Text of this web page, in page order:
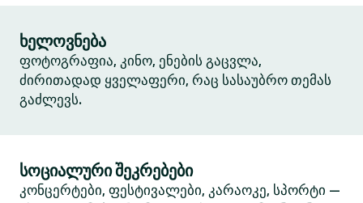
ხელოვნება
ფოტოგრაფია, კინო, ენების გაცვლა,
ძირითადად ყველაფერი, რაც სასაუბრო თემას
გაძლევს.
სოციალური შეკრებები
კონცერტები, ფესტივალები, კარაოკე, სპორტი —